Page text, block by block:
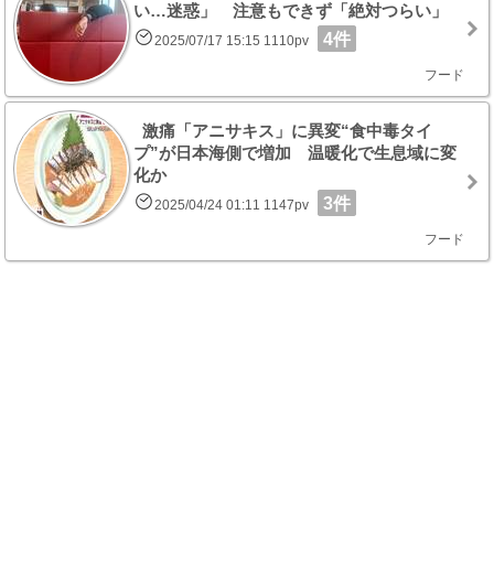
い…迷惑」 注意もできず「絶対つらい」
2025/07/17 15:15 1110pv 4件
フード
激痛「アニサキス」に異変“食中毒タイ
プ”が日本海側で増加 温暖化で生息域に変
化か
2025/04/24 01:11 1147pv 3件
フード